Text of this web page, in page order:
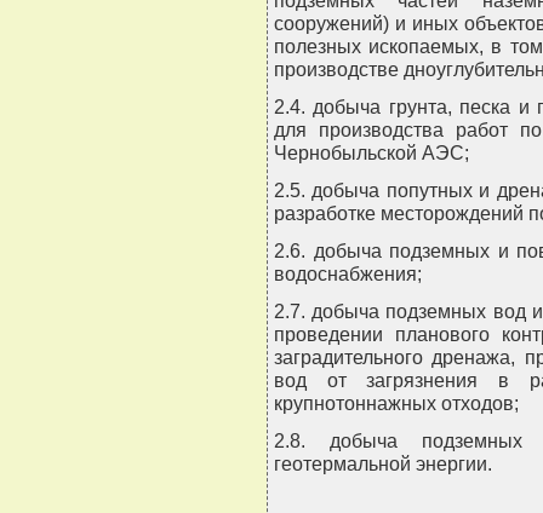
сооружений) и иных
полезных ископаемых, в
производстве
2.4. добыча грунта, песка и
для производства работ
Чернобыльской АЭС;
2.5. добыча попутных и
разработке месторождений
2.6. добыча подземных и
водоснабжения;
2.7. добыча подземных вод
проведении планового
заградительного дренажа,
вод от загрязнения в
крупнотоннажных отходов;
2.8. добыча подземных
геотермальной энергии.